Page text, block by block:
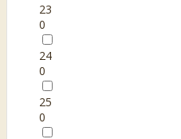
23
0
24
0
25
0